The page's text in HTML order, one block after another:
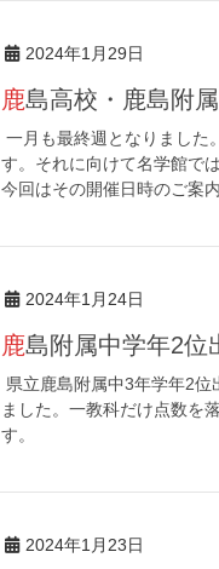
2024年1月29日
鹿島高校・鹿島
一月も最終週となりました
す。それに向けて名学館で
今回はその開催日時のご案
2024年1月24日
鹿島附属中学年2
県立鹿島附属中3年学年2
ました。一教科だけ点数を
す。
2024年1月23日